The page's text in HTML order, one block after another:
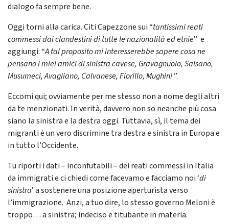
dialogo fa sempre bene.
Oggi torni alla carica. Citi Capezzone sui “tantissimi reati
commessi dai clandestini di tutte le nazionalità ed etnie” e
aggiungi: “A tal proposito mi interesserebbe sapere cosa ne
pensano i miei amici di sinistra cavese, Gravagnuolo, Salsano,
Musumeci, Avagliano, Calvanese, Fiorillo, Mughini”.
Eccomi qui; ovviamente per me stesso non a nome degli altri
da te menzionati. In verità, davvero non so neanche più cosa
siano la sinistra e la destra oggi. Tuttavia, sì, il tema dei
migranti è un vero discrimine tra destra e sinistra in Europa e
in tutto l’Occidente.
Tu riporti i dati – inconfutabili – dei reati commessi in Italia
da immigrati e ci chiedi come facevamo e facciamo noi ‘di
sinistra’ a sostenere una posizione aperturista verso
l’immigrazione. Anzi, a tuo dire, lo stesso governo Meloni è
troppo… a sinistra; indeciso e titubante in materia.